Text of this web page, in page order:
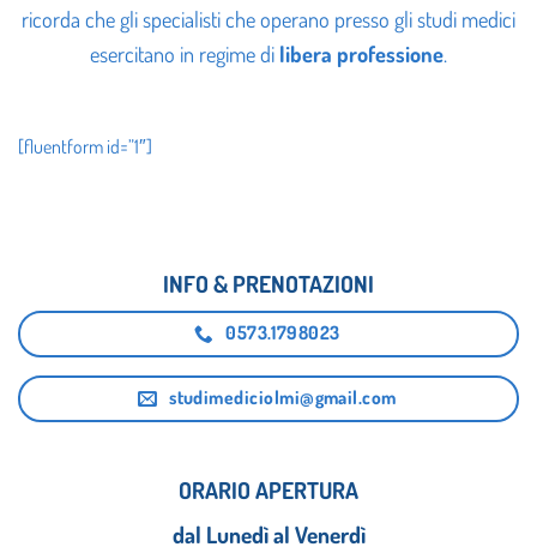
ricorda che gli specialisti che operano presso gli studi medici
esercitano in regime di libera professione.
[fluentform id=”1″]
INFO & PRENOTAZIONI
0573.1798023
studimediciolmi@gmail.com
ORARIO APERTURA
dal Lunedì al Venerdì